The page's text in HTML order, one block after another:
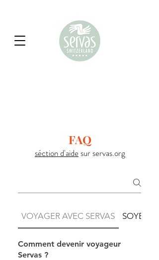
FAQ
séction d'aidesur servas.org
VOYAGER AVEC SERVAS SOYEZ
Comment devenir voyageur
Servas ?